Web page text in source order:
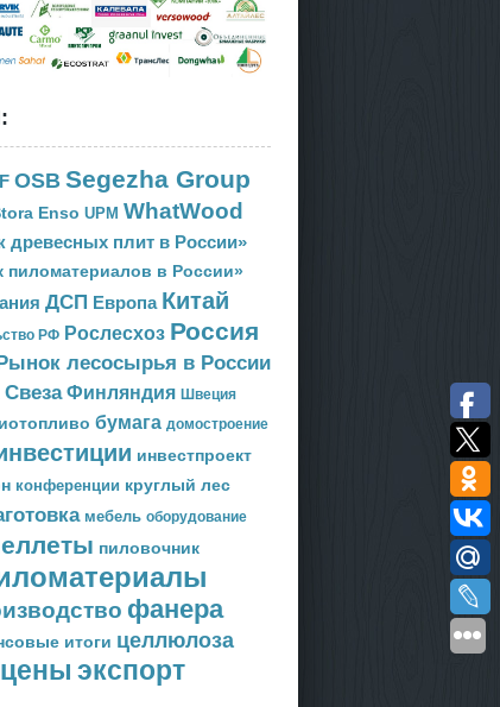
OSB Segezha Group
Enso UPM WhatWood
древесных плит в России»
пиломатериалов в России»
ДСП Европа Китай
РФ Рослесхоз Россия
лесосырья в России
Свеза Финляндия Швеция
бумага домостроение
инвестпроект
конференции круглый лес
мебель оборудование
пиловочник
фанера
итоги целлюлоза
цены экспорт